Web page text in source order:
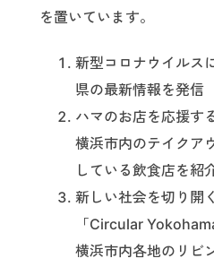
を置いています。
新型コロナウイルス
県の最新情報を発信
ハマのお店を応援す
横浜市内のテイクア
している飲食店を紹
新しい社会を切り開
「Circular
横浜市内各地のリビ